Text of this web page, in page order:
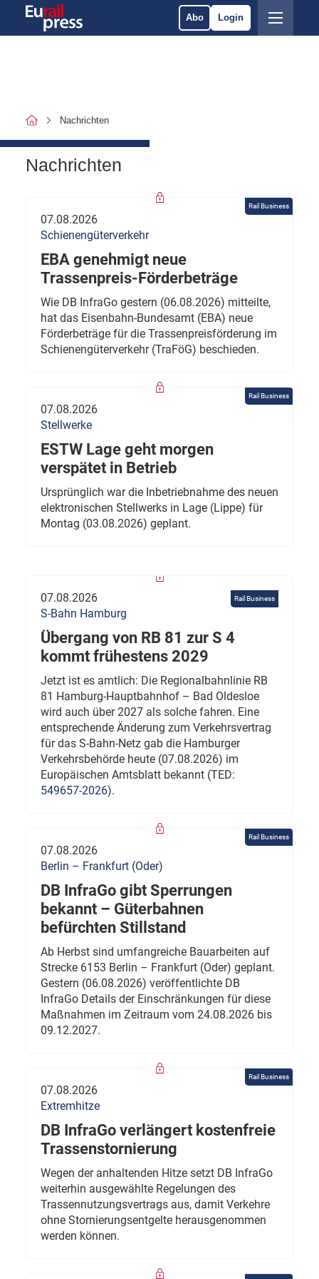
Abo Login
Nachrichten
Nachrichten
Rail Business
07.08.2026
Schienengüterverkehr
EBA genehmigt neue
Trassenpreis-Förderbeträge
Wie DB InfraGo gestern (06.08.2026) mitteilte,
hat das Eisenbahn-Bundesamt (EBA) neue
Förderbeträge für die Trassenpreisförderung im
Schienengüterverkehr (TraFöG) beschieden.
Rail Business
07.08.2026
Stellwerke
ESTW Lage geht morgen
verspätet in Betrieb
Ursprünglich war die Inbetriebnahme des neuen
elektronischen Stellwerks in Lage (Lippe) für
Montag (03.08.2026) geplant.
Rail Business
07.08.2026
S-Bahn Hamburg
Übergang von RB 81 zur S 4
kommt frühestens 2029
Jetzt ist es amtlich: Die Regionalbahnlinie RB
81 Hamburg-Hauptbahnhof – Bad Oldesloe
wird auch über 2027 als solche fahren. Eine
entsprechende Änderung zum Verkehrsvertrag
für das S-Bahn-Netz gab die Hamburger
Verkehrsbehörde heute (07.08.2026) im
Europäischen Amtsblatt bekannt (TED:
549657-2026).
Rail Business
07.08.2026
Berlin – Frankfurt (Oder)
DB InfraGo gibt Sperrungen
bekannt – Güterbahnen
befürchten Stillstand
Ab Herbst sind umfangreiche Bauarbeiten auf
Strecke 6153 Berlin – Frankfurt (Oder) geplant.
Gestern (06.08.2026) veröffentlichte DB
InfraGo Details der Einschränkungen für diese
Maßnahmen im Zeitraum vom 24.08.2026 bis
09.12.2027.
Rail Business
07.08.2026
Extremhitze
DB InfraGo verlängert kostenfreie
Trassenstornierung
Wegen der anhaltenden Hitze setzt DB InfraGo
weiterhin ausgewählte Regelungen des
Trassennutzungsvertrags aus, damit Verkehre
ohne Stornierungsentgelte herausgenommen
werden können.